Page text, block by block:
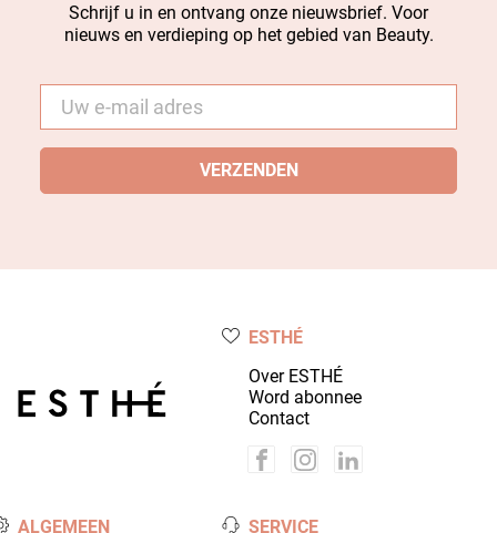
Schrijf u in en ontvang onze nieuwsbrief. Voor
nieuws en verdieping op het gebied van Beauty.
mail *
ESTHÉ
Over ESTHÉ
Word abonnee
Contact
ALGEMEEN SERVICE